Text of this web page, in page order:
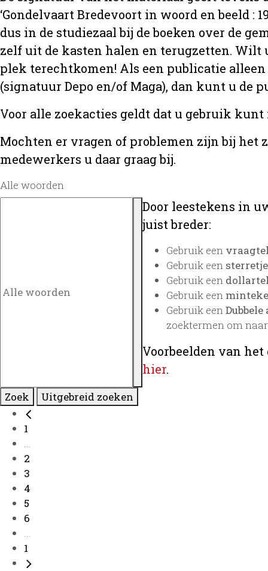
‘Gondelvaart Bredevoort in woord en beeld :
dus in de studiezaal bij de boeken over de
zelf uit de kasten halen en terugzetten. Wilt
plek terechtkomen! Als een publicatie
(signatuur Depo en/of Maga), dan kunt u de
Voor alle zoekacties geldt dat u gebruik
Mochten er vragen of problemen zijn bij het
medewerkers u daar graag bij.
Alle woorden
Door leestekens in
juist breder:
Gebruik een
Gebruik een
Gebruik een
Gebruik een
Gebruik een
zoektermen om
Voorbeelden van
hier.
Zoek Uitgebreid zoeken
1
2
3
4
5
6
1